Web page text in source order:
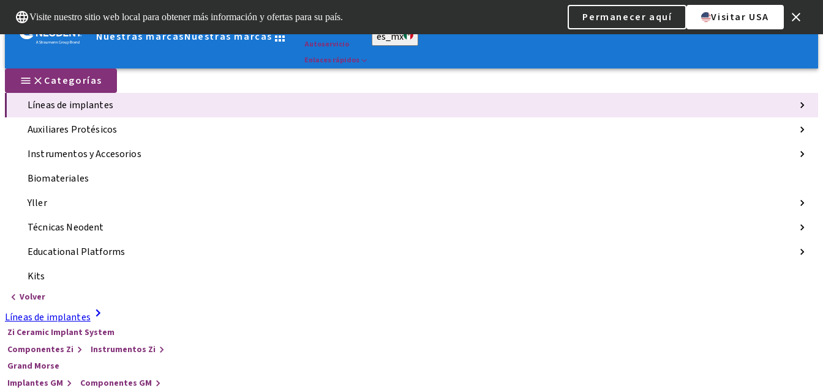
Visite nuestro sitio web local para obtener más información y ofertas para su país. Permanecer aquí
Visitar USA
Nuestras marcasNuestras marcas
Dr. Portal
Autoservicio
Enlaces rápidos
es_mx
Categorías
Líneas de implantes
Auxiliares Protésicos
Instrumentos y Accesorios
Biomateriales
Yller
Técnicas Neodent
Educational Platforms
Kits
Volver
Líneas de implantes
Zi Ceramic Implant System
Componentes Zi
Instrumentos Zi
Grand Morse
Implantes GM
Componentes GM